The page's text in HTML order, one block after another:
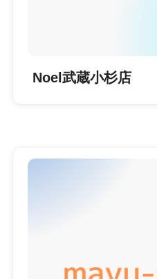
Noel武蔵小杉店